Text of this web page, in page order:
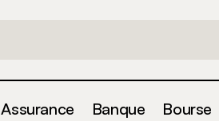
Assurance Banque Bourse